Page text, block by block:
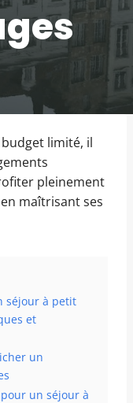
limité, il
pleinement
maîtrisant ses
séjour à petit
et
un
un séjour à